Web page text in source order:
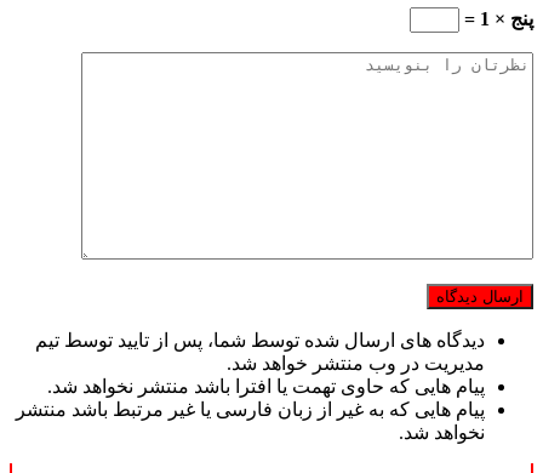
پنج × 1 =
دیدگاه های ارسال شده توسط شما، پس از تایید توسط تیم
مدیریت در وب منتشر خواهد شد.
پیام هایی که حاوی تهمت یا افترا باشد منتشر نخواهد شد.
پیام هایی که به غیر از زبان فارسی یا غیر مرتبط باشد منتشر
نخواهد شد.